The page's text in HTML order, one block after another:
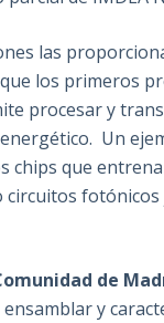
las
los primeros
procesar y
Un
chips que
de
y